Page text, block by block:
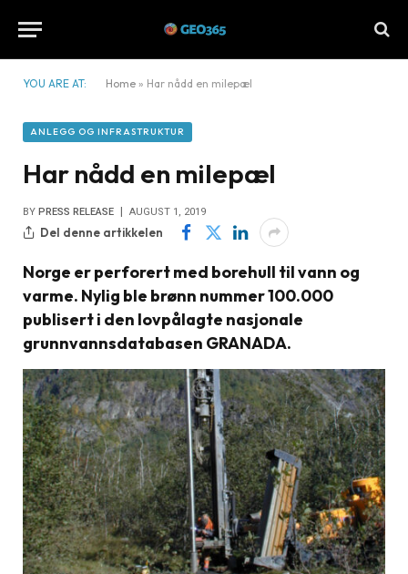
YOU ARE AT: Home » Har nådd en milepæl
ANLEGG OG INFRASTRUKTUR
Har nådd en milepæl
BY PRESS RELEASE AUGUST 1, 2019
Del denne artikkelen
Norge er perforert med borehull til vann og
varme. Nylig ble brønn nummer 100.000
publisert i den lovpålagte nasjonale
grunnvannsdatabasen GRANADA.